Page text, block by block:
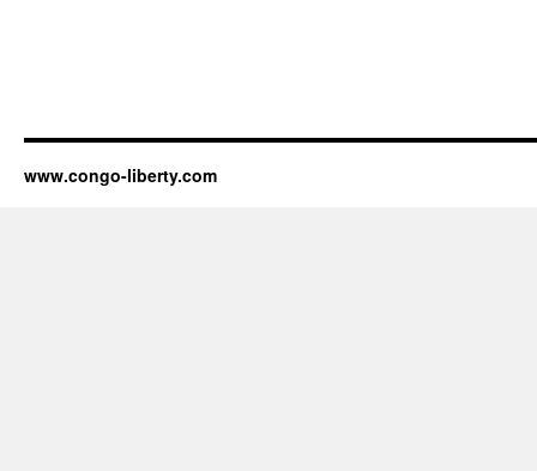
www.congo-liberty.com